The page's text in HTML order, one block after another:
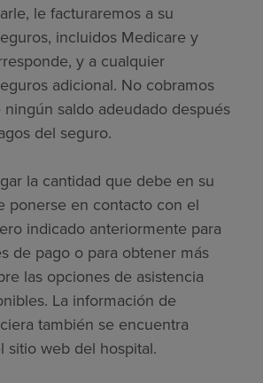
le facturaremos a su
incluidos Medicare y
y a cualquier
adicional. No cobramos
saldo adeudado después
del seguro.
la cantidad que debe en su
ponerse en contacto con el
indicado anteriormente para
de pago o para obtener más
las opciones de asistencia
La información de
también se encuentra
sitio web del hospital.